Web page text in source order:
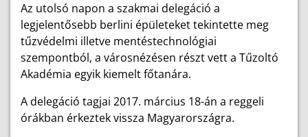
Az utolsó napon a szakmai delegáció a
legjelentősebb berlini épületeket tekintette meg
tűzvédelmi illetve mentéstechnológiai
szempontból, a városnézésen részt vett a Tűzoltó
Akadémia egyik kiemelt főtanára.
A delegáció tagjai 2017. március 18-án a reggeli
órákban érkeztek vissza Magyarországra.